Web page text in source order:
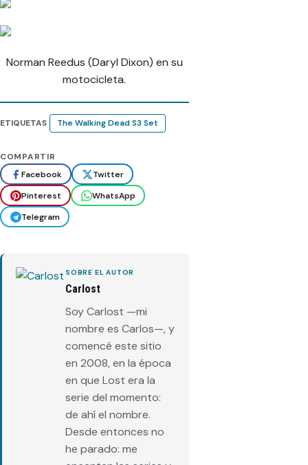
Norman Reedus (Daryl Dixon) en su
motocicleta.
ETIQUETAS The Walking Dead S3 Set
COMPARTIR
Facebook
Twitter
Pinterest
WhatsApp
Telegram
SOBRE EL AUTOR
Carlost
Soy Carlost —mi
nombre es Carlos—, y
comencé este sitio
en 2008, en la época
en que Lost era la
serie del momento:
de ahí el nombre.
Desde entonces no
he parado: me